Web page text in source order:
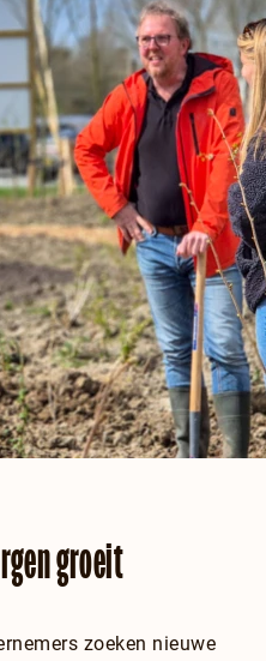
groeit
zoeken nieuwe